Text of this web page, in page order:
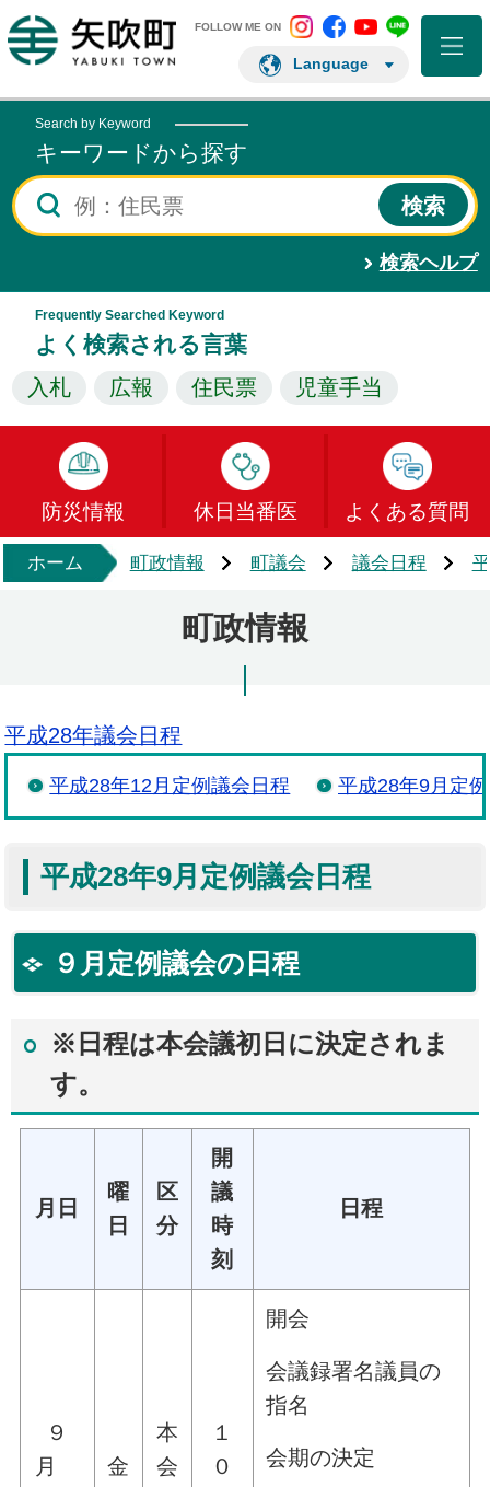
矢吹町ホームページ
FOLLOW ME ON 矢吹町 Instagram
矢吹町矢吹町矢吹町
Language
Search by Keyword
キーワードから探す
検索ヘルプ
Frequently Searched Keyword
よく検索される言葉
入札 広報 住民票 児童手当
防災情報 休日当番医 よくある質問
ホーム 町政情報 町議会 議会日程
町政情報
平成28年議会日程
平成28年12月定例議会日程 平成28年9月定
平成28年9月定例議会日程
９月定例議会の日程
※日程は本会議初日に決定されま
す。
月日
曜
日
区
分
開
議
時
刻
日程
９
月
金
本
会
１
０
開会
会議録署名議員の
指名
会期の決定